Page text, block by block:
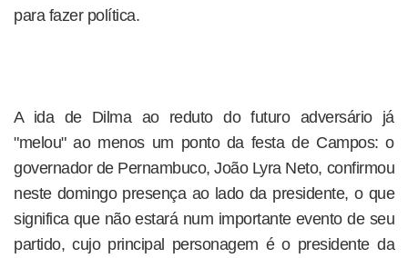
para fazer política.
A ida de Dilma ao reduto do futuro adversário já
"melou" ao menos um ponto da festa de Campos: o
governador de Pernambuco, João Lyra Neto, confirmou
neste domingo presença ao lado da presidente, o que
significa que não estará num importante evento de seu
partido, cujo principal personagem é o presidente da